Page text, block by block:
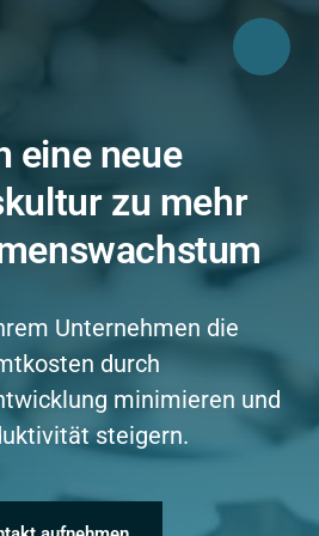
eine neue
zu mehr
Unternehmen die
durch
minimieren und
steigern.